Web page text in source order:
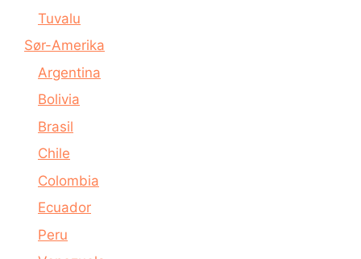
Tuvalu
Sør-Amerika
Argentina
Bolivia
Brasil
Chile
Colombia
Ecuador
Peru